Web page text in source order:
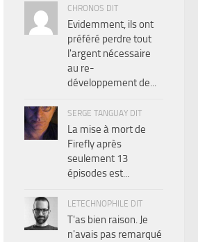
CHRONOS DIT
Evidemment, ils ont
préféré perdre tout
l'argent nécessaire
au re-
développement de...
SERGE TANGUAY DIT
La mise à mort de
Firefly après
seulement 13
épisodes est...
LETECHNOPHILE DIT
T'as bien raison. Je
n'avais pas remarqué